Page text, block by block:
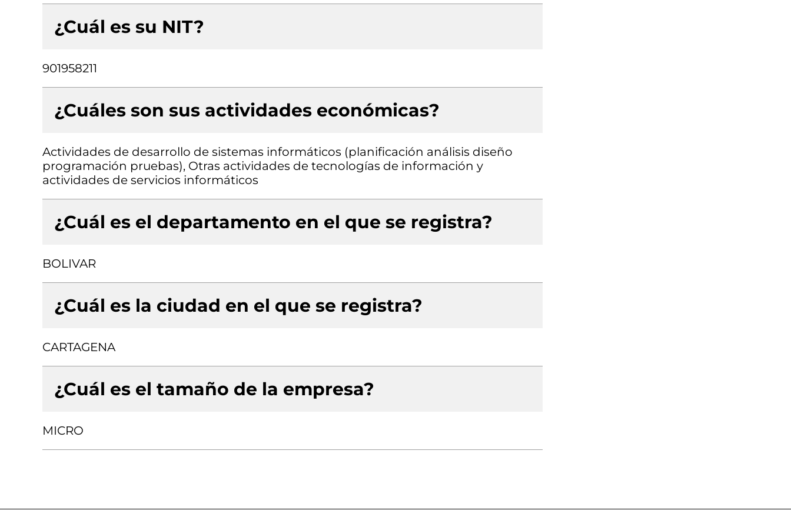
¿Cuál es su NIT?
901958211
¿Cuáles son sus actividades económicas?
Actividades de desarrollo de sistemas informáticos (planificación análisis diseño
programación pruebas), Otras actividades de tecnologías de información y
actividades de servicios informáticos
¿Cuál es el departamento en el que se registra?
BOLIVAR
¿Cuál es la ciudad en el que se registra?
CARTAGENA
¿Cuál es el tamaño de la empresa?
MICRO